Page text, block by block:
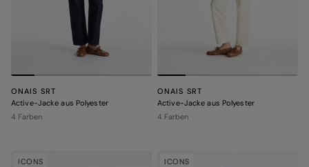
ONAIS SRT
Active-Jacke aus Polyester
4 Farben
ONAIS SRT
Active-Jacke aus Polyester
4 Farben
ICONS ICONS